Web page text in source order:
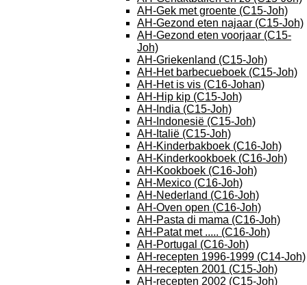
AH-Gek met groente (C15-Joh)
AH-Gezond eten najaar (C15-Joh)
AH-Gezond eten voorjaar (C15-
Joh)
AH-Griekenland (C15-Joh)
AH-Het barbecueboek (C15-Joh)
AH-Het is vis (C16-Johan)
AH-Hip kip (C15-Joh)
AH-India (C15-Joh)
AH-Indonesië (C15-Joh)
AH-Italië (C15-Joh)
AH-Kinderbakboek (C16-Joh)
AH-Kinderkookboek (C16-Joh)
AH-Kookboek (C16-Joh)
AH-Mexico (C16-Joh)
AH-Nederland (C16-Joh)
AH-Oven open (C16-Joh)
AH-Pasta di mama (C16-Joh)
AH-Patat met ..... (C16-Joh)
AH-Portugal (C16-Joh)
AH-recepten 1996-1999 (C14-Joh)
AH-recepten 2001 (C15-Joh)
AH-recepten 2002 (C15-Joh)